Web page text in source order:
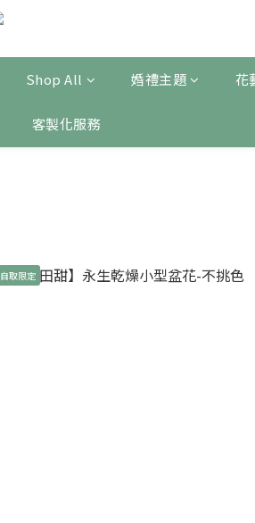
Shop All 婚禮主題 花
客製化服務
取限定